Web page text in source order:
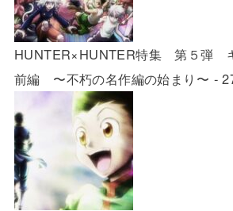
HUNTER×HUNTER特集 第５弾
前編 〜不朽の名作編の始まり〜 -